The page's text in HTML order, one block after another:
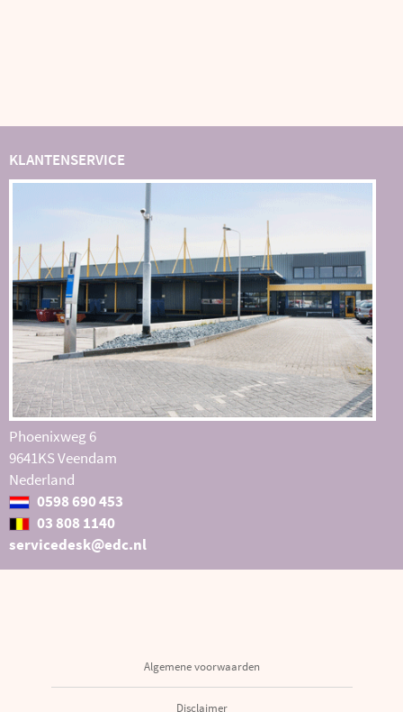
KLANTENSERVICE
Phoenixweg 6
9641KS Veendam
Nederland
0598 690 453
03 808 1140
servicedesk@edc.nl
Algemene voorwaarden
Disclaimer